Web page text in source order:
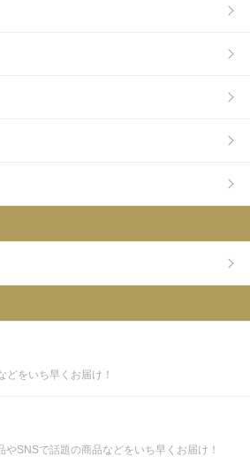
どをいち早くお届け！
SNSで話題の商品などをいち早くお届け！